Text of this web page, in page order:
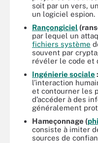
soit par un vers,
un logiciel espion.
Rançongiciel
par lequel un
fichiers système
souvent par
révéler le code et
Ingénierie sociale :
l’interaction
et contourner les
d’accéder à des
généralement
Hameçonnage (
consiste à imiter
sources de